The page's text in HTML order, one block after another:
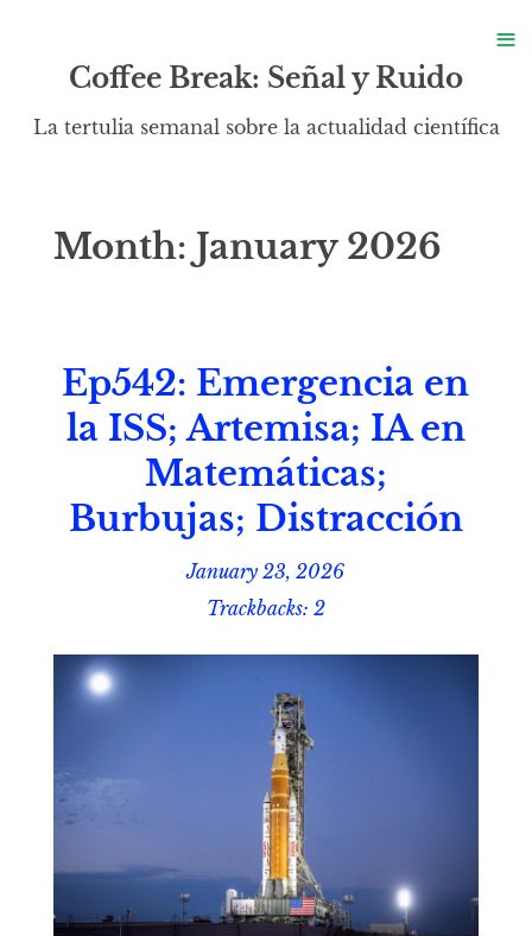
Coffee Break: Señal y Ruido
La tertulia semanal sobre la actualidad científica
Month: January 2026
Ep542: Emergencia en
la ISS; Artemisa; IA en
Matemáticas;
Burbujas; Distracción
January 23, 2026
Trackbacks: 2
≡